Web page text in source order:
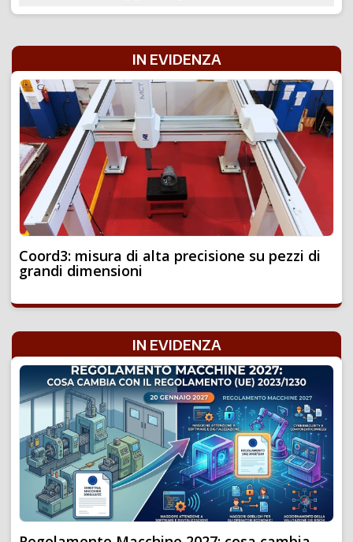
IN EVIDENZA
Coord3: misura di alta precisione su pezzi di
grandi dimensioni
IN EVIDENZA